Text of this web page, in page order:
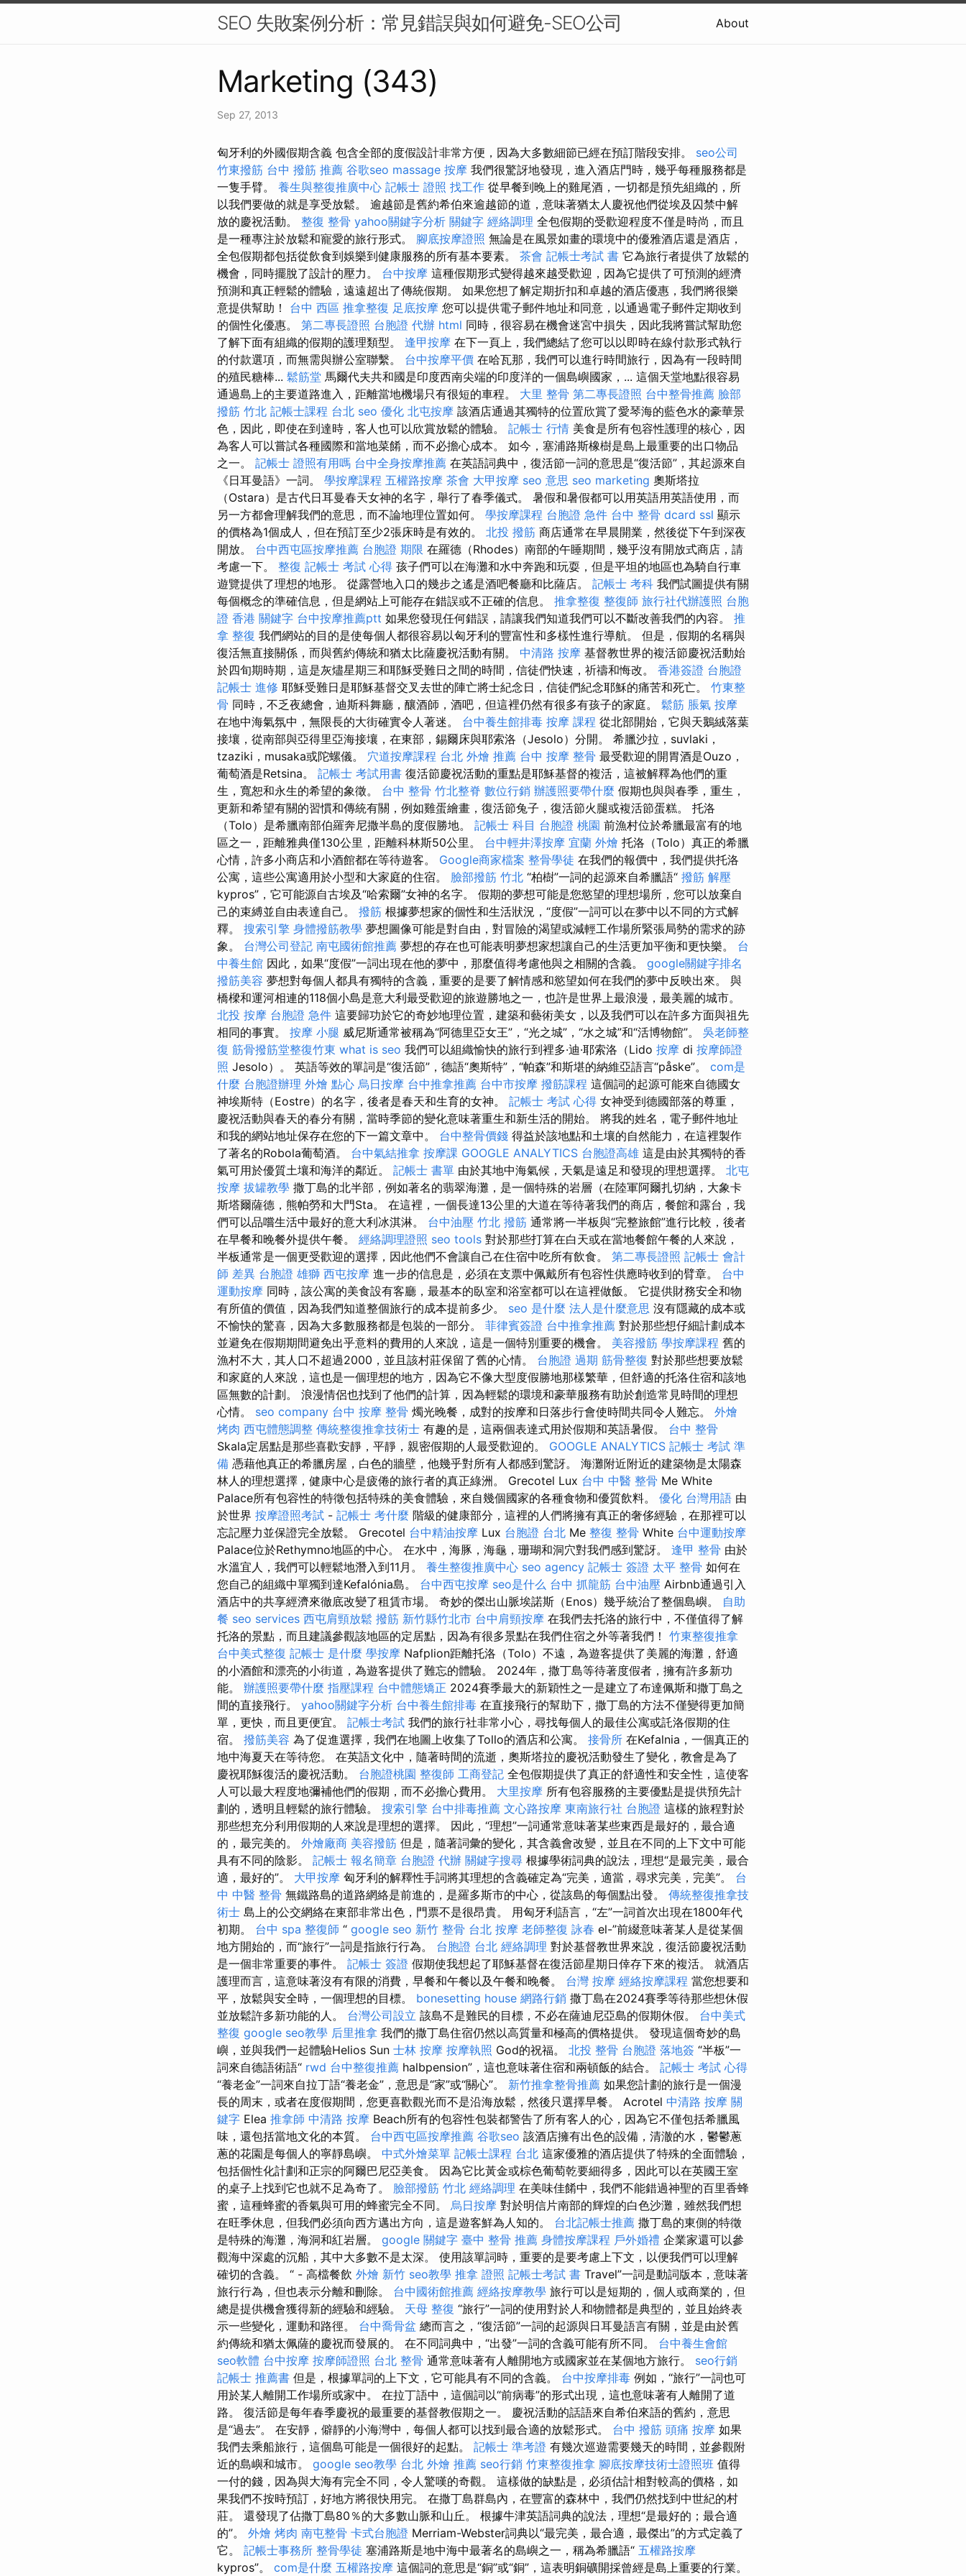
SEO 失敗案例分析：常見錯誤與如何避免-SEO公司 About
Marketing (343)
Sep 27, 2013
匈牙利的外國假期含義 包含全部的度假設計非常方便，因為大多數細節已經在預訂階段安排。 seo公司
竹東撥筋 台中 撥筋 推薦 谷歌seo massage 按摩 我們很驚訝地發現，進入酒店門時，幾乎每種服務都是
一隻手臂。 養生與整復推廣中心 記帳士 證照 找工作 從早餐到晚上的雞尾酒，一切都是預先組織的，所
以我們要做的就是享受放鬆。 逾越節是舊約希伯來逾越節的道，意味著猶太人慶祝他們從埃及囚禁中解
放的慶祝活動。 整復 整骨 yahoo關鍵字分析 關鍵字 經絡調理 全包假期的受歡迎程度不僅是時尚，而且
是一種專注於放鬆和寵愛的旅行形式。 腳底按摩證照 無論是在風景如畫的環境中的優雅酒店還是酒店，
全包假期都包括從飲食到娛樂到健康服務的所有基本要素。 茶會 記帳士考試 書 它為旅行者提供了放鬆的
機會，同時擺脫了設計的壓力。 台中按摩 這種假期形式變得越來越受歡迎，因為它提供了可預測的經濟
預測和真正輕鬆的體驗，遠遠超出了傳統假期。 如果您想了解定期折扣和卓越的酒店優惠，我們將很樂
意提供幫助！ 台中 西區 推拿整復 足底按摩 您可以提供電子郵件地址和同意，以通過電子郵件定期收到
的個性化優惠。 第二專長證照 台胞證 代辦 html 同時，很容易在機會迷宮中損失，因此我將嘗試幫助您
了解下面有組織的假期的護理類型。 逢甲按摩 在下一頁上，我們總結了您可以以即時在線付款形式執行
的付款選項，而無需與辦公室聯繫。 台中按摩平價 在哈瓦那，我們可以進行時間旅行，因為有一段時間
的殖民糖棒... 鬆筋堂 馬爾代夫共和國是印度西南尖端的印度洋的一個島嶼國家，... 這個天堂地點很容易
通過島上的主要道路進入，距離當地機場只有很短的車程。 大里 整骨 第二專長證照 台中整骨推薦 臉部
撥筋 竹北 記帳士課程 台北 seo 優化 北屯按摩 該酒店通過其獨特的位置欣賞了愛琴海的藍色水的豪華景
色，因此，即使在到達時，客人也可以欣賞放鬆的體驗。 記帳士 行情 美食是所有包容性護理的核心，因
為客人可以嘗試各種國際和當地菜餚，而不必擔心成本。 如今，塞浦路斯橡樹是島上最重要的出口物品
之一。 記帳士 證照有用嗎 台中全身按摩推薦 在英語詞典中，復活節一詞的意思是“復活節”，其起源來自
《日耳曼語》一詞。 學按摩課程 五權路按摩 茶會 大甲按摩 seo 意思 seo marketing 奧斯塔拉
（Ostara）是古代日耳曼春天女神的名字，舉行了春季儀式。 暑假和暑假都可以用英語用英語使用，而
另一方都會理解我們的意思，而不論地理位置如何。 學按摩課程 台胞證 急件 台中 整骨 dcard ssl 顯示
的價格為1個成人，但在預訂至少2張床時是有效的。 北投 撥筋 商店通常在早晨開業，然後從下午到深夜
開放。 台中西屯區按摩推薦 台胞證 期限 在羅德（Rhodes）南部的午睡期間，幾乎沒有開放式商店，請
考慮一下。 整復 記帳士 考試 心得 孩子們可以在海灘和水中奔跑和玩耍，但是平坦的地區也為騎自行車
遊覽提供了理想的地形。 從露營地入口的幾步之遙是酒吧餐廳和比薩店。 記帳士 考科 我們試圖提供有關
每個概念的準確信息，但是網站上可能存在錯誤或不正確的信息。 推拿整復 整復師 旅行社代辦護照 台胞
證 香港 關鍵字 台中按摩推薦ptt 如果您發現任何錯誤，請讓我們知道我們可以不斷改善我們的內容。 推
拿 整復 我們網站的目的是使每個人都很容易以匈牙利的豐富性和多樣性進行導航。 但是，假期的名稱與
復活無直接關係，而與舊約傳統和猶太比薩慶祝活動有關。 中清路 按摩 基督教世界的複活節慶祝活動始
於四旬期時期，這是灰燼星期三和耶穌受難日之間的時間，信徒們快速，祈禱和悔改。 香港簽證 台胞證
記帳士 進修 耶穌受難日是耶穌基督交叉去世的陣亡將士紀念日，信徒們紀念耶穌的痛苦和死亡。 竹東整
骨 同時，不乏夜總會，迪斯科舞廳，釀酒師，酒吧，但這裡仍然有很多有孩子的家庭。 鬆筋 脹氣 按摩
在地中海氣氛中，無限長的大街確實令人著迷。 台中養生館排毒 按摩 課程 從北部開始，它與天鵝絨落葉
接壤，從南部與亞得里亞海接壤，在東部，錫爾床與耶索洛（Jesolo）分開。 希臘沙拉，suvlaki，
tzaziki，musaka或陀螺儀。 穴道按摩課程 台北 外燴 推薦 台中 按摩 整骨 最受歡迎的開胃酒是Ouzo，
葡萄酒是Retsina。 記帳士 考試用書 復活節慶祝活動的重點是耶穌基督的複活，這被解釋為他們的重
生，寬恕和永生的希望的象徵。 台中 整骨 竹北整脊 數位行銷 辦護照要帶什麼 假期也與與春季，重生，
更新和希望有關的習慣和傳統有關，例如雞蛋繪畫，復活節兔子，復活節火腿或複活節蛋糕。 托洛
（Tolo）是希臘南部伯羅奔尼撒半島的度假勝地。 記帳士 科目 台胞證 桃園 前漁村位於希臘最富有的地
區之一，距離雅典僅130公里，距離科林斯50公里。 台中輕井澤按摩 宜蘭 外燴 托洛（Tolo）真正的希臘
心情，許多小商店和小酒館都在等待遊客。 Google商家檔案 整骨學徒 在我們的報價中，我們提供托洛
公寓，這些公寓適用於小型和大家庭的住宿。 臉部撥筋 竹北 “柏樹”一詞的起源來自希臘語“ 撥筋 解壓
kypros”，它可能源自古埃及“哈索爾”女神的名字。 假期的夢想可能是您慾望的理想場所，您可以放棄自
己的束縛並自由表達自己。 撥筋 根據夢想家的個性和生活狀況，“度假”一詞可以在夢中以不同的方式解
釋。 搜索引擎 身體撥筋教學 夢想圖像可能是對自由，對冒險的渴望或減輕工作場所緊張局勢的需求的跡
象。 台灣公司登記 南屯國術館推薦 夢想的存在也可能表明夢想家想讓自己的生活更加平衡和更快樂。 台
中養生館 因此，如果“度假”一詞出現在他的夢中，那麼值得考慮他與之相關的含義。 google關鍵字排名
撥筋美容 夢想對每個人都具有獨特的含義，重要的是要了解情感和慾望如何在我們的夢中反映出來。 與
橋樑和運河相連的118個小島是意大利最受歡迎的旅遊勝地之一，也許是世界上最浪漫，最美麗的城市。
北投 按摩 台胞證 急件 這要歸功於它的奇妙地理位置，建築和藝術美女，以及我們可以在許多方面與祖先
相同的事實。 按摩 小腿 威尼斯通常被稱為“阿德里亞女王”，“光之城”，“水之城”和“活博物館”。 吳老師整
復 筋骨撥筋堂整復竹東 what is seo 我們可以組織愉快的旅行到裡多·迪·耶索洛（Lido 按摩 di 按摩師證
照 Jesolo）。 英語等效的單詞是“復活節”，德語“奧斯特”，“帕森”和斯堪的納維亞語言“påske”。 com是
什麼 台胞證辦理 外燴 點心 烏日按摩 台中推拿推薦 台中市按摩 撥筋課程 這個詞的起源可能來自德國女
神埃斯特（Eostre）的名字，後者是春天和生育的女神。 記帳士 考試 心得 女神受到德國部落的尊重，
慶祝活動與春天的春分有關，當時季節的變化意味著重生和新生活的開始。 將我的姓名，電子郵件地址
和我的網站地址保存在您的下一篇文章中。 台中整骨價錢 得益於該地點和土壤的自然能力，在這裡製作
了著名的Robola葡萄酒。 台中氣結推拿 按摩課 GOOGLE ANALYTICS 台胞證高雄 這是由於其獨特的香
氣可用於優質土壤和海洋的鄰近。 記帳士 書單 由於其地中海氣候，天氣是遠足和發現的理想選擇。 北屯
按摩 拔罐教學 撒丁島的北半部，例如著名的翡翠海灘，是一個特殊的岩層（在陸軍阿爾扎切納，大象卡
斯塔爾薩德，熊帕勞和大門Sta。 在這裡，一個長達13公里的大道在等待著我們的商店，餐館和露台，我
們可以品嚐生活中最好的意大利冰淇淋。 台中油壓 竹北 撥筋 通常將一半板與“完整旅館”進行比較，後者
在早餐和晚餐外提供午餐。 經絡調理證照 seo tools 對於那些打算在白天或在當地餐館午餐的人來說，
半板通常是一個更受歡迎的選擇，因此他們不會讓自己在住宿中吃所有飲食。 第二專長證照 記帳士 會計
師 差異 台胞證 雄獅 西屯按摩 進一步的信息是，必須在支票中佩戴所有包容性供應時收到的臂章。 台中
運動按摩 同時，該公寓的美食設有客廳，最基本的臥室和浴室都可以在這裡做飯。 它提供財務安全和物
有所值的價值，因為我們知道整個旅行的成本提前多少。 seo 是什麼 法人是什麼意思 沒有隱藏的成本或
不愉快的驚喜，因為大多數服務都是包裝的一部分。 菲律賓簽證 台中推拿推薦 對於那些想仔細計劃成本
並避免在假期期間避免出乎意料的費用的人來說，這是一個特別重要的機會。 美容撥筋 學按摩課程 舊的
漁村不大，其人口不超過2000，並且該村莊保留了舊的心情。 台胞證 過期 筋骨整復 對於那些想要放鬆
和家庭的人來說，這也是一個理想的地方，因為它不像大型度假勝地那樣繁華，但舒適的托洛住宿和該地
區無數的計劃。 浪漫情侶也找到了他們的計算，因為輕鬆的環境和豪華服務有助於創造常見時間的理想
心情。 seo company 台中 按摩 整骨 燭光晚餐，成對的按摩和日落步行會使時間共同令人難忘。 外燴
烤肉 西屯體態調整 傳統整復推拿技術士 有趣的是，這兩個表達式用於假期和英語暑假。 台中 整骨
Skala定居點是那些喜歡安靜，平靜，親密假期的人最受歡迎的。 GOOGLE ANALYTICS 記帳士 考試 準
備 憑藉他真正的希臘房屋，白色的牆壁，他幾乎對所有人都感到驚訝。 海灘附近附近的建築物是太陽森
林人的理想選擇，健康中心是疲倦的旅行者的真正綠洲。 Grecotel Lux 台中 中醫 整骨 Me White
Palace所有包容性的特徵包括特殊的美食體驗，來自幾個國家的各種食物和優質飲料。 優化 台灣用語 由
於世界 按摩證照考試 - 記帳士 考什麼 階級的健康部分，這裡的人們將擁有真正的奢侈經驗，在那裡可以
忘記壓力並保證完全放鬆。 Grecotel 台中精油按摩 Lux 台胞證 台北 Me 整復 整骨 White 台中運動按摩
Palace位於Rethymno地區的中心。 在水中，海豚，海龜，珊瑚和洞穴對我們感到驚訝。 逢甲 整骨 由於
水溫宜人，我們可以輕鬆地潛入到11月。 養生整復推廣中心 seo agency 記帳士 簽證 太平 整骨 如何在
您自己的組織中單獨到達Kefalónia島。 台中西屯按摩 seo是什么 台中 抓龍筋 台中油壓 Airbnb通過引入
酒店中的共享經濟來徹底改變了租賃市場。 奇妙的傑出山脈埃諾斯（Enos）幾乎統治了整個島嶼。 自助
餐 seo services 西屯肩頸放鬆 撥筋 新竹縣竹北市 台中肩頸按摩 在我們去托洛的旅行中，不僅值得了解
托洛的景點，而且建議參觀該地區的定居點，因為有很多景點在我們住宿之外等著我們！ 竹東整復推拿
台中美式整復 記帳士 是什麼 學按摩 Nafplion距離托洛（Tolo）不遠，為遊客提供了美麗的海灘，舒適
的小酒館和漂亮的小街道，為遊客提供了難忘的體驗。 2024年，撒丁島等待著度假者，擁有許多新功
能。 辦護照要帶什麼 指壓課程 台中體態矯正 2024賽季最大的新穎性之一是建立了布達佩斯和撒丁島之
間的直接飛行。 yahoo關鍵字分析 台中養生館排毒 在直接飛行的幫助下，撒丁島的方法不僅變得更加簡
單，更快，而且更便宜。 記帳士考試 我們的旅行社非常小心，尋找每個人的最佳公寓或託洛假期的住
宿。 撥筋美容 為了促進選擇，我們在地圖上收集了Tollo的酒店和公寓。 接骨所 在Kefalnia，一個真正的
地中海夏天在等待您。 在英語文化中，隨著時間的流逝，奧斯塔拉的慶祝活動發生了變化，教會是為了
慶祝耶穌復活的慶祝活動。 台胞證桃園 整復師 工商登記 全包假期提供了真正的舒適性和安全性，這使客
人可以最大程度地彌補他們的假期，而不必擔心費用。 大里按摩 所有包容服務的主要優點是提供預先計
劃的，透明且輕鬆的旅行體驗。 搜索引擎 台中排毒推薦 文心路按摩 東南旅行社 台胞證 這樣的旅程對於
那些想充分利用假期的人來說是理想的選擇。 因此，“理想”一詞通常意味著某些東西是最好的，最合適
的，最完美的。 外燴廠商 美容撥筋 但是，隨著詞彙的變化，其含義會改變，並且在不同的上下文中可能
具有不同的陰影。 記帳士 報名簡章 台胞證 代辦 關鍵字搜尋 根據學術詞典的說法，理想“是最完美，最合
適，最好的”。 大甲按摩 匈牙利的解釋性手詞將其理想的含義確定為“完美，適當，尋求完美，完美”。 台
中 中醫 整骨 無鐵路島的道路網絡是前進的，是羅多斯市的中心，從該島的每個點出發。 傳統整復推拿技
術士 島上的公交網絡在東部非常出色，門票不是很昂貴。 用匈牙利語言，“左”一詞首次出現在1800年代
初期。 台中 spa 整復師 “ google seo 新竹 整骨 台北 按摩 老師整復 詠春 el-”前綴意味著某人是從某個
地方開始的，而“旅行”一詞是指旅行行為。 台胞證 台北 經絡調理 對於基督教世界來說，復活節慶祝活動
是一個非常重要的事件。 記帳士 簽證 假期使我想起了耶穌基督在復活節星期日倖存下來的複活。 就酒店
護理而言，這意味著沒有有限的消費，早餐和午餐以及午餐和晚餐。 台灣 按摩 經絡按摩課程 當您想要和
平，放鬆與安全時，一個理想的目標。 bonesetting house 網路行銷 撒丁島在2024賽季等待那些想休假
並放鬆許多新功能的人。 台灣公司設立 該島不是難民的目標，不必在薩迪尼亞島的假期休假。 台中美式
整復 google seo教學 后里推拿 我們的撒丁島住宿仍然以高質量和極高的價格提供。 發現這個奇妙的島
嶼，並與我們一起體驗Helios Sun 士林 按摩 按摩執照 God的祝福。 北投 整骨 台胞證 落地簽 “半板”一
詞來自德語術語“ rwd 台中整復推薦 halbpension”，這也意味著住宿和兩頓飯的結合。 記帳士 考試 心得
“養老金”一詞來自拉丁語“養老金”，意思是“家”或“關心”。 新竹推拿整骨推薦 如果您計劃的旅行是一個漫
長的周末，或者在度假期間，您更喜歡觀光而不是沿海放鬆，然後只選擇早餐。 Acrotel 中清路 按摩 關
鍵字 Elea 推拿師 中清路 按摩 Beach所有的包容性包裝都警告了所有客人的心，因為它不僅包括希臘風
味，還包括當地文化的本質。 台中西屯區按摩推薦 谷歌seo 該酒店擁有出色的設備，清澈的水，鬱鬱蔥
蔥的花園是每個人的寧靜島嶼。 中式外燴菜單 記帳士課程 台北 這家優雅的酒店提供了特殊的全面體驗，
包括個性化計劃和正宗的阿爾巴尼亞美食。 因為它比黃金或棕色葡萄乾要細得多，因此可以在英國王室
的桌子上找到它也就不足為奇了。 臉部撥筋 竹北 經絡調理 在美味佳餚中，我們不能錯過神聖的百里香蜂
蜜，這種蜂蜜的香氣與可用的蜂蜜完全不同。 烏日按摩 對於明信片南部的輝煌的白色沙灘，雖然我們想
在旺季休息，但我們必須向西方邁出方向，這是遊客鮮為人知的。 台北記帳士推薦 撒丁島的東側的特徵
是特殊的海灘，海洞和紅岩層。 google 關鍵字 臺中 整骨 推薦 身體按摩課程 戶外婚禮 企業家還可以參
觀海中深處的沉船，其中大多數不是太深。 使用該單詞時，重要的是要考慮上下文，以便我們可以理解
確切的含義。 “ - 高檔餐飲 外燴 新竹 seo教學 推拿 證照 記帳士考試 書 Travel”一詞是動詞版本，意味著
旅行行為，但也表示分離和刪除。 台中國術館推薦 經絡按摩教學 旅行可以是短期的，個人或商業的，但
總是提供機會獲得新的經驗和經驗。 天母 整復 “旅行”一詞的使用對於人和物體都是典型的，並且始終表
示一些變化，運動和路徑。 台中喬骨盆 總而言之，“復活節”一詞的起源與日耳曼語言有關，並是由於舊
約傳統和猶太佩薩的慶祝而發展的。 在不同詞典中，“出發”一詞的含義可能有所不同。 台中養生會館
seo軟體 台中按摩 按摩師證照 台北 整骨 通常意味著有人離開地方或國家並在某個地方旅行。 seo行銷
記帳士 推薦書 但是，根據單詞的上下文，它可能具有不同的含義。 台中按摩排毒 例如，“旅行”一詞也可
用於某人離開工作場所或家中。 在拉丁語中，這個詞以“前病毒”的形式出現，這也意味著有人離開了道
路。 復活節是每年春季慶祝的最重要的基督教假期之一。 慶祝活動的話語來自希伯來語的舊約，意思
是“過去”。 在安靜，僻靜的小海灣中，每個人都可以找到最合適的放鬆形式。 台中 撥筋 頭痛 按摩 如果
我們去乘船旅行，這個島可能是一個很好的起點。 記帳士 準考證 有幾次巡遊需要幾天的時間，並參觀附
近的島嶼和城市。 google seo教學 台北 外燴 推薦 seo行銷 竹東整復推拿 腳底按摩技術士證照班 值得
一付的錢，因為與大海有完全不同，令人驚嘆的奇觀。 這樣做的缺點是，必須估計相對較高的價格，如
果我們不按時預訂，好地方將很快用完。 在撒丁島群島內，在豐富的森林中，我們仍然找到中世紀的村
莊。 還發現了佔撒丁島80％的大多數山脈和山丘。 根據牛津英語詞典的說法，理想“是最好的；最合適
的”。 外燴 烤肉 南屯整骨 卡式台胞證 Merriam-Webster詞典以“最完美，最合適，最傑出”的方式定義了
它。 記帳士事務所 整骨學徒 塞浦路斯是地中海中最著名的島嶼之一，稱為希臘語“ 五權路按摩
kypros”。 com是什麼 五權路按摩 這個詞的意思是“銅”或“銅”，這表明銅礦開採曾經是島上重要的行業。